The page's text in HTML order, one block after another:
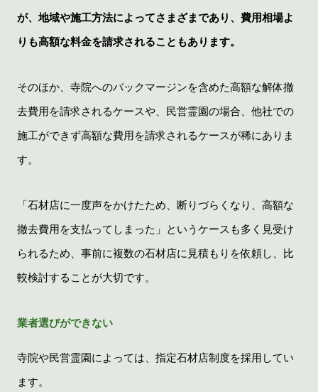
が、地域や施工方法によってさまざまであり、費用相場よ
りも高額な料金を請求されることもあります。
そのほか、寺院へのバックマージンを含めた高額な解体撤
去費用を請求されるケースや、民営霊園の場合、他社での
施工ができず高額な費用を請求されるケースが稀にありま
す。
「石材店に一度声をかけたため、断りづらくなり、高額な
撤去費用を支払ってしまった」というケースも多く見受け
られるため、事前に複数の石材店に見積もりを依頼し、比
較検討することが大切です。
業者選びができない
寺院や民営霊園によっては、指定石材店制度を採用してい
ます。